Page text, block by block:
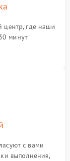
центр, где наши
минут
с вами
выполнения,